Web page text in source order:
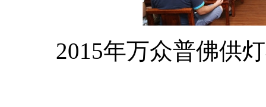
2015年万众普佛供灯